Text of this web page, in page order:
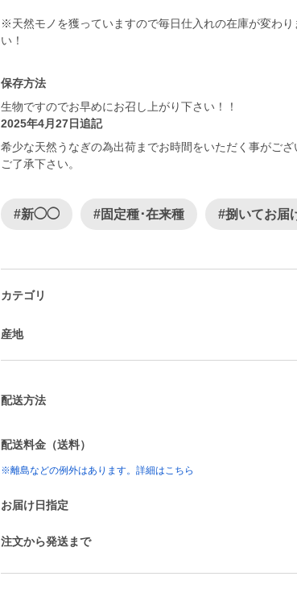
※天然モノを獲っていますので毎日仕入れの在庫が変わ
い！
保存方法
生物ですのでお早めにお召し上がり下さい！！
2025年4月27日追記
希少な天然うなぎの為出荷までお時間をいただく事がござ
ご了承下さい。
#新◯◯ #固定種･在来種 #捌いてお届
カテゴリ
産地
配送方法
配送料金（送料）
※離島などの例外はあります。詳細はこちら
お届け日指定
注文から発送まで